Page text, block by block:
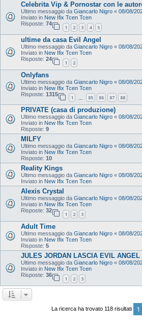
Celebrita Vip & Pornostar con le
Ultimo messaggio da Giancarlo Nigro « 08/08/
Inviato in New Ifix Tcen Tcen
Risposte: 74
1 2 3 4 5
ultime da casa Evil Angel
Ultimo messaggio da Giancarlo Nigro « 08/08/
Inviato in New Ifix Tcen Tcen
Risposte: 24
1 2
Onlyfans
Ultimo messaggio da Giancarlo Nigro « 08/08/
Inviato in New Ifix Tcen Tcen
Risposte: 1315
1 85 86 87 88
PRIVATE (casa di produzione)
Ultimo messaggio da Giancarlo Nigro « 08/08/
Inviato in New Ifix Tcen Tcen
Risposte: 9
MILFY
Ultimo messaggio da Giancarlo Nigro « 08/08/
Inviato in New Ifix Tcen Tcen
Risposte: 10
Reality Kings
Ultimo messaggio da Giancarlo Nigro « 08/08/
Inviato in New Ifix Tcen Tcen
Alexis Crystal
Ultimo messaggio da Giancarlo Nigro « 08/08/
Inviato in New Ifix Tcen Tcen
Risposte: 32
1 2 3
Adult Time
Ultimo messaggio da Giancarlo Nigro « 08/08/
Inviato in New Ifix Tcen Tcen
Risposte: 5
JULES JORDAN LASCIA EVIL ANGEL
Ultimo messaggio da Giancarlo Nigro « 08/08/
Inviato in New Ifix Tcen Tcen
Risposte: 36
1 2 3
La ricerca ha trovato 118 risultati 1